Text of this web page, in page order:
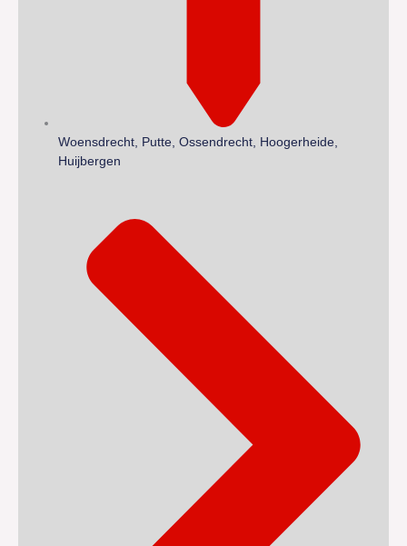
Woensdrecht, Putte, Ossendrecht, Hoogerheide,
Huijbergen